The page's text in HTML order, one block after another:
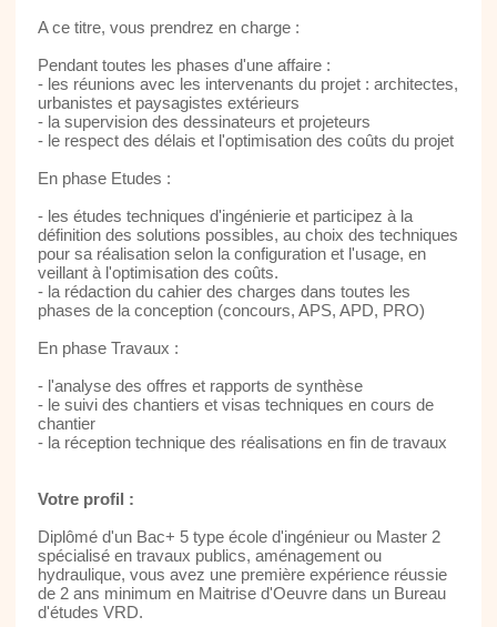
A ce titre, vous prendrez en charge :
Pendant toutes les phases d'une affaire :
- les réunions avec les intervenants du projet : architectes,
urbanistes et paysagistes extérieurs
- la supervision des dessinateurs et projeteurs
- le respect des délais et l'optimisation des coûts du projet
En phase Etudes :
- les études techniques d'ingénierie et participez à la
définition des solutions possibles, au choix des techniques
pour sa réalisation selon la configuration et l'usage, en
veillant à l'optimisation des coûts.
- la rédaction du cahier des charges dans toutes les
phases de la conception (concours, APS, APD, PRO)
En phase Travaux :
- l'analyse des offres et rapports de synthèse
- le suivi des chantiers et visas techniques en cours de
chantier
- la réception technique des réalisations en fin de travaux
Votre profil :
Diplômé d'un Bac+ 5 type école d'ingénieur ou Master 2
spécialisé en travaux publics, aménagement ou
hydraulique, vous avez une première expérience réussie
de 2 ans minimum en Maitrise d'Oeuvre dans un Bureau
d'études VRD.